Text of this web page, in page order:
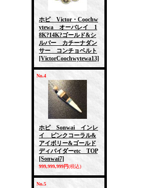
ホピ Victor・Coochw
ytewa オーバレイ 1
8K?14K?ゴールド&シ
ルバー カチーナダン
サー コンチョベルト
[VictorCoochwytewa13]
No.4
ホピ Sonwai インレ
イ ピンクコーラル&
アイボリー&ゴールド
ディバイダーetc TOP
[Sonwai7]
999,999,999円(税込)
No.5